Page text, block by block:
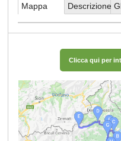
Mappa
Descrizione
Clicca qui per